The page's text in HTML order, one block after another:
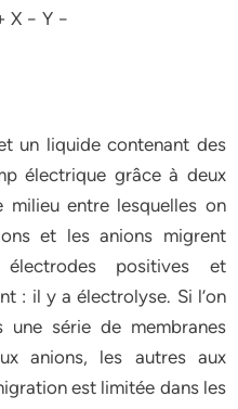
X − Y −
un liquide contenant des
électrique grâce à deux
milieu entre lesquelles on
et les anions migrent
positives et
: il y a électrolyse. Si l’on
série de membranes
anions, les autres aux
est limitée dans les